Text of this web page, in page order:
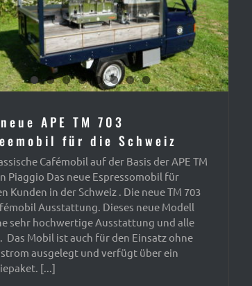
APE TM 703
für die Schweiz
Cafémobil auf der Basis der APE TM
Piaggio Das neue Espressomobil für
Kunden in der Schweiz . Die neue TM 703
Ausstattung. Dieses neue Modell
sehr hochwertige Ausstattung und alle
Das Mobil ist auch für den Einsatz ohne
ausgelegt und verfügt über ein
[...]